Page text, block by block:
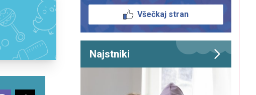
Všečkaj stran
Najstniki